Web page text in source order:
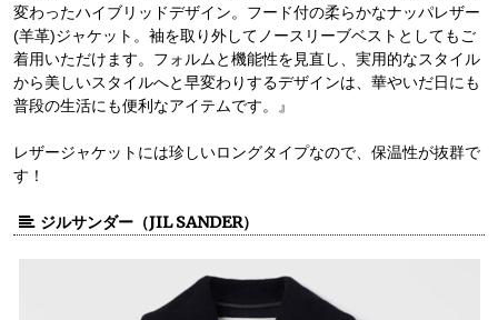
変わったハイブリッドデザイン。フード付の柔らかなナッパレザー
(羊革)ジャケット。袖を取り外してノースリーブベストとしてもご
着用いただけます。フォルムと機能性を見直し、実用的なスタイル
から美しいスタイルへと早変わりするデザインは、華やいだ日にも
普段の生活にも便利なアイテムです。』
レザージャケットには珍しいロングタイプなので、保温性が抜群で
す！
ジルサンダー（JIL SANDER）